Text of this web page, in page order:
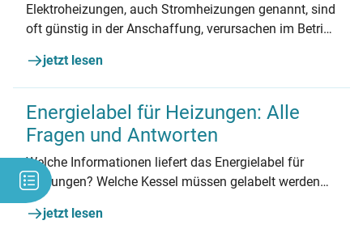
Elektroheizungen, auch Stromheizungen genannt, sind
oft günstig in der Anschaffung, verursachen im Betrieb
und wann sich eine Anschaffung dennoch lohnt.
jetzt lesen
Energielabel für Heizungen: Alle
Fragen und Antworten
Welche Informationen liefert das Energielabel für
Heizungen? Welche Kessel müssen gelabelt werden
und was sagen Kritiker zur Kennzeichnungspflicht?
Alle Informationen in diesem Artikel.
jetzt lesen